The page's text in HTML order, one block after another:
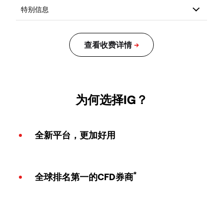
为何选择IG？
全新平台，更加好用
全球排名第一的CFD券商*